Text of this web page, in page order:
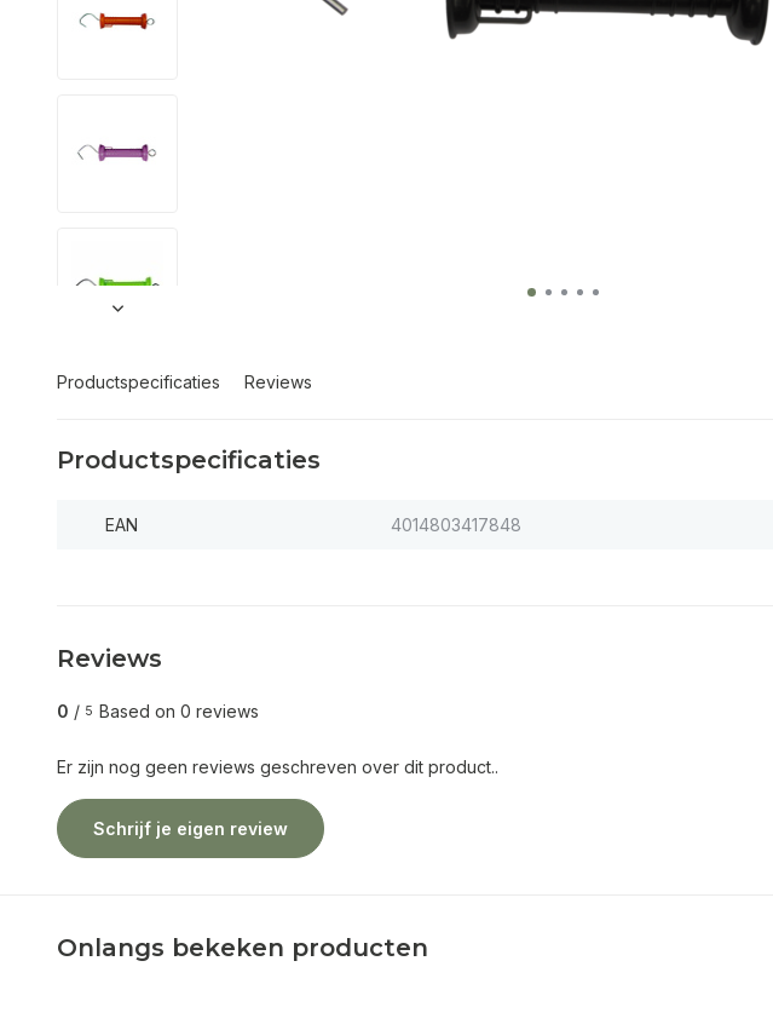
Productspecificaties Reviews
Productspecificaties
EAN 4014803417848
Reviews
0 / 5 Based on 0 reviews
Er zijn nog geen reviews geschreven over dit product..
Schrijf je eigen review
Onlangs bekeken producten